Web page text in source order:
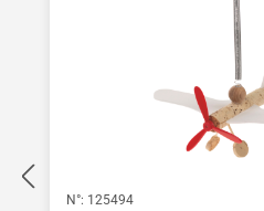
N°: 125494